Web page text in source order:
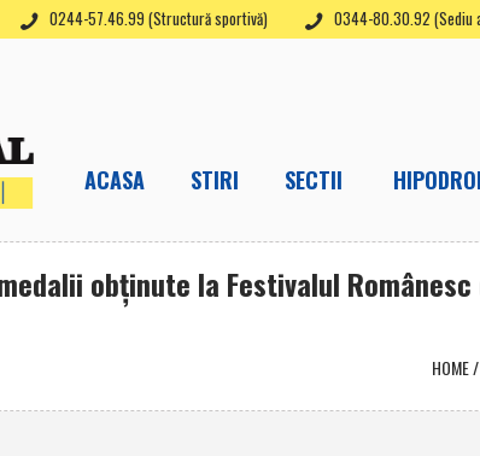
0244-57.46.99 (Structură sportivă) 0344-80.30.92 (Sediu
ACASA STIRI SECTII
obţinute la Festivalul Românesc
HOME/